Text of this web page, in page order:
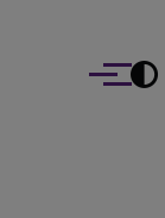
Menü